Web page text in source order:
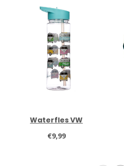
Waterfles VW
€9,99